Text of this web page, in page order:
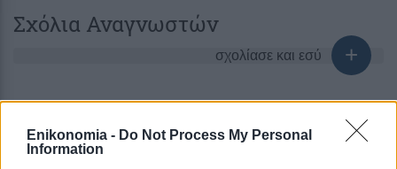
Enikonomia - Do Not Process My Personal
Information
Σχόλια Αναγνωστών
σχολίασε και εσύ